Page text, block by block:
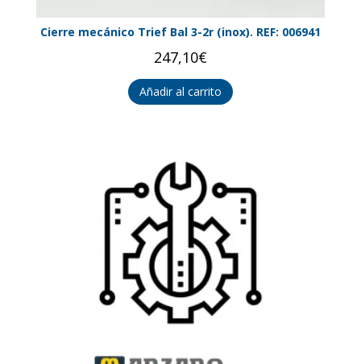
Cierre mecánico Trief Bal 3-2r (inox). REF: 006941
247,10€
Añadir al carrito